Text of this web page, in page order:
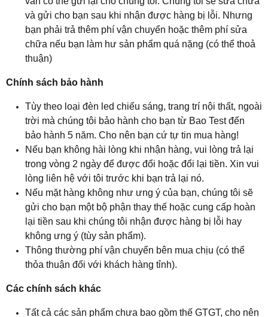
và gửi cho bạn sau khi nhận được hàng bị lỗi. Nhưng
bạn phải trả thêm phí vận chuyển hoặc thêm phí sửa
chữa nếu bạn làm hư sản phẩm quá nặng (có thể thoả
thuận)
Chính sách bảo hành
Tùy theo loại đèn led chiếu sáng, trang trí nội thất, ngoài
trời mà chúng tôi bảo hành cho bạn từ Bao Test đến
bảo hành 5 năm. Cho nên bạn cứ tự tin mua hàng!
Nếu bạn không hài lòng khi nhận hàng, vui lòng trả lại
trong vòng 2 ngày để được đổi hoặc đổi lại tiền. Xin vui
lòng liên hệ với tôi trước khi bạn trả lại nó.
Nếu mặt hàng không như ưng ý của bạn, chúng tôi sẽ
gửi cho bạn một bộ phận thay thế hoặc cung cấp hoàn
lại tiền sau khi chúng tôi nhận được hàng bị lỗi hay
không ưng ý (tùy sản phẩm).
Thông thường phí vận chuyển bên mua chịu (có thể
thỏa thuận đối với khách hàng tỉnh).
Các chính sách khác
Tất cả các sản phẩm chưa bao gồm thế GTGT, cho nên